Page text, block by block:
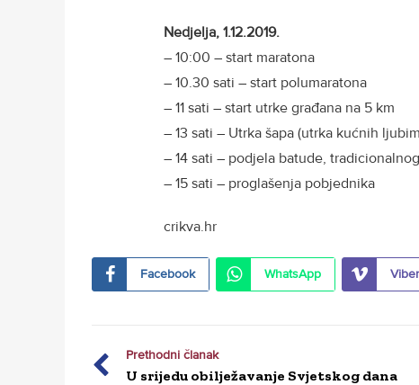
Nedjelja, 1.12.2019.
– 10:00 – start maratona
– 10.30 sati – start polumaratona
– 11 sati – start utrke građana na 5 km
– 13 sati – Utrka šapa (utrka kućnih
– 14 sati – podjela batude,
– 15 sati – proglašenja pobjednika
crikva.hr
Facebook WhatsApp Viber
Prethodni članak
U srijedu obilježavanje Svjetskog dana